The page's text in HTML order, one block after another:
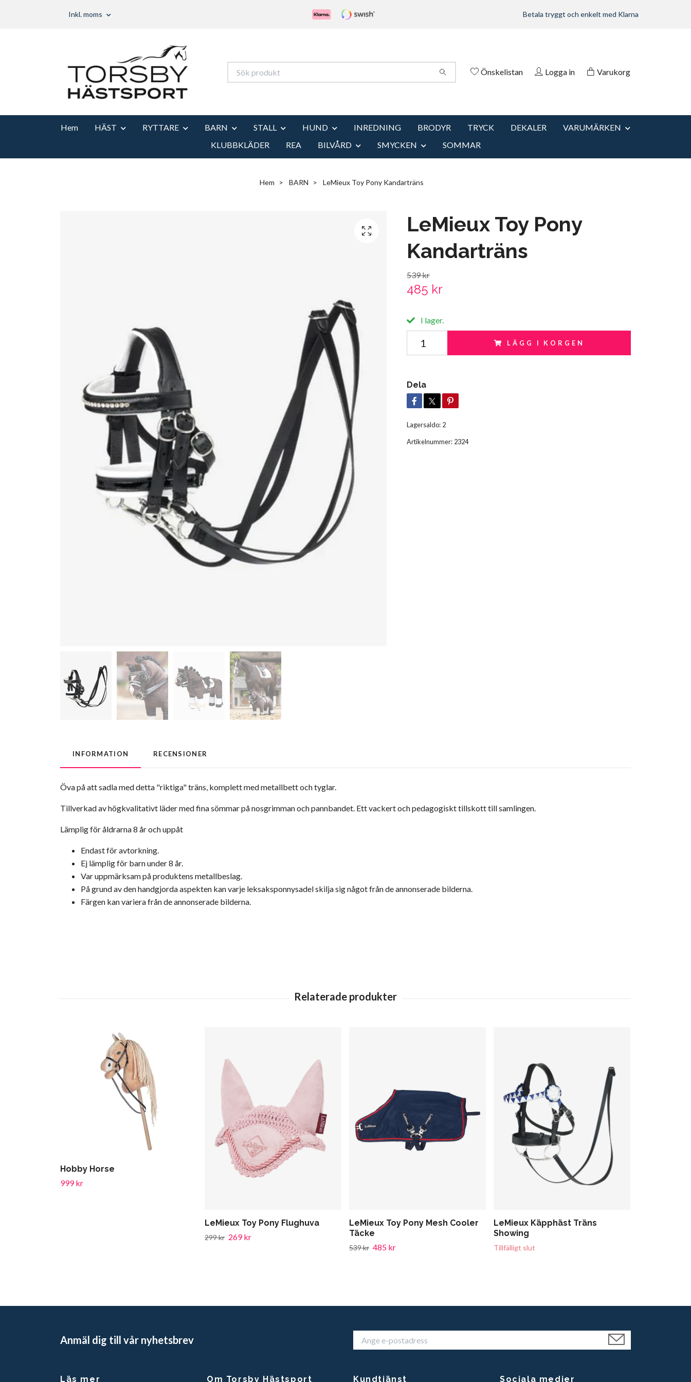
Inkl. moms Betala tryggt och enkelt med Klarna
Önskelistan Logga in Varukorg
Hem HÄST RYTTARE BARN STALL HUND INREDNING BRODYR TRYCK DEKALER
VARUMÄRKEN
KLUBBKLÄDER
REA BILVÅRD SMYCKEN SOMMAR
Hem BARN LeMieux Toy Pony Kandarträns
LeMieux Toy Pony
Kandarträns
539 kr
485 kr
I lager.
LÄGG I KORGEN
Dela
Lagersaldo: 2
Artikelnummer: 2324
INFORMATION RECENSIONER
Öva på att sadla med detta "riktiga" träns, komplett med metallbett och tyglar.
Tillverkad av högkvalitativt läder med fina sömmar på nosgrimman och pannbandet. Ett vackert och pedagogiskt tillskott till samlingen.
Lämplig för åldrarna 8 år och uppåt
Endast för avtorkning.
Ej lämplig för barn under 8 år.
Var uppmärksam på produktens metallbeslag.
På grund av den handgjorda aspekten kan varje leksaksponnysadel skilja sig något från de annonserade bilderna.
Färgen kan variera från de annonserade bilderna.
Hobby Horse
999 kr
LeMieux Toy Pony Flughuva
299 kr 269 kr
LeMieux Toy Pony Mesh Cooler
Täcke
539 kr 485 kr
LeMieux Käpphäst Träns
Showing
Tillfälligt slut
Anmäl dig till vår nyhetsbrev
Läs mer Om Torsby Hästsport Kundtjänst Sociala medier